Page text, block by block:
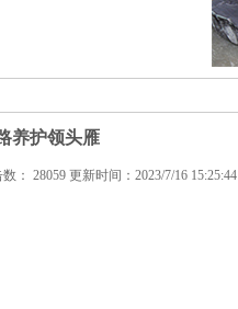
养护领头雁
： 28059 更新时间：2023/7/16 15:25:44